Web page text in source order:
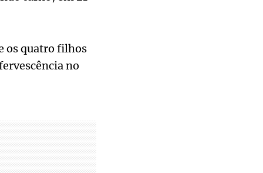
os quatro filhos
no